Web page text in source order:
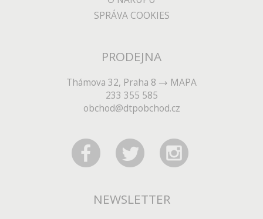
SPRÁVA COOKIES
PRODEJNA
Thámova 32, Praha 8
MAPA
233 355 585
obchod@dtpobchod.cz
NEWSLETTER